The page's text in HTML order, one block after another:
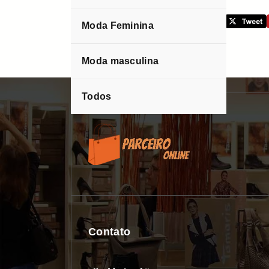
Moda Feminina
Moda masculina
Todos
Please follow and like us:
0 comentários
Contato